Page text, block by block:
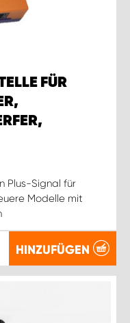
FÜR
Plus-Signal für
Modelle mit
HINZUFÜGEN